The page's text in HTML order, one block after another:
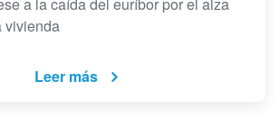
vivienda
Leer más